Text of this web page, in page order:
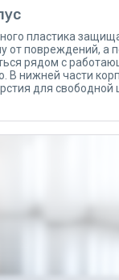
пластика
от повреждений, а
рядом с
В нижней части
для свободной